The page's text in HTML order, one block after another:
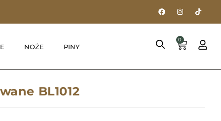
NOŻE PINY
0
BL1012